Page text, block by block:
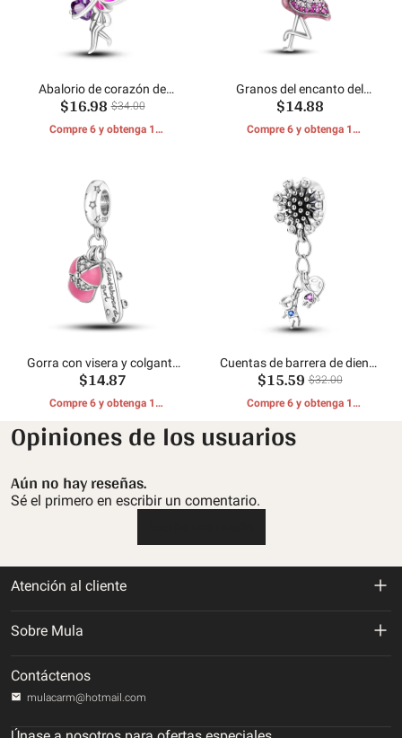
Abalorio de corazón de
hadas
$16.98 $34.00
Compre 6 y obtenga 1
Granos del encanto del
flamenco
$14.88
Compre 6 y obtenga 1
Gorra con visera y colgante
scooter
$14.87
Compre 6 y obtenga 1
Cuentas de barrera de diente
de león
$15.59 $32.00
Compre 6 y obtenga 1
Opiniones de los usuarios
Aún no hay reseñas.
Sé el primero en escribir un comentario.
Atención al cliente
Política de privacidad
Términos de servicio
Sobre Mula
Rastrea tu orden
Contáctenos
mulacarm@hotmail.com